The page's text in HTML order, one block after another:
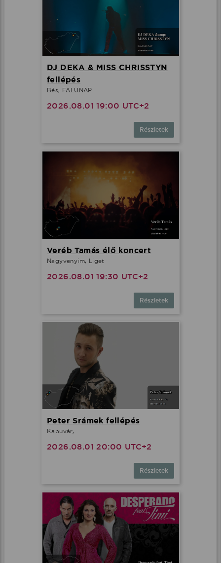
DJ DEKA & MISS CHRISSTYN
fellépés
Bés, FALUNAP
2026.08.01 19:00 UTC+2
Részletek
Veréb Tamás élő koncert
Nagyvenyim, Liget
2026.08.01 19:30 UTC+2
Részletek
Peter Srámek fellépés
Kapuvár,
2026.08.01 20:00 UTC+2
Részletek